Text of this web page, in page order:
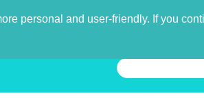
personal and user-friendly. If you